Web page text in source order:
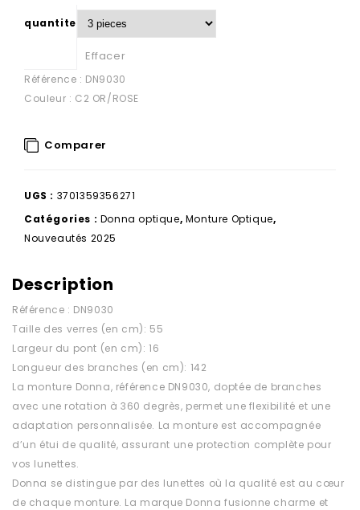
quantite
Effacer
Référence : DN9030
Couleur : C2 OR/ROSE
Comparer
UGS : 3701359356271
Catégories : Donna optique, Monture Optique,
Nouveautés 2025
Description
Référence : DN9030
Taille des verres (en cm): 55
Largeur du pont (en cm): 16
Longueur des branches (en cm): 142
La monture Donna, référence DN9030, doptée de branches
avec une rotation à 360 degrès, permet une flexibilité et une
adaptation personnalisée. La monture est accompagnée
d’un étui de qualité, assurant une protection complète pour
vos lunettes.
Donna se distingue par des lunettes où la qualité est au cœur
de chaque monture. La marque Donna fusionne charme et